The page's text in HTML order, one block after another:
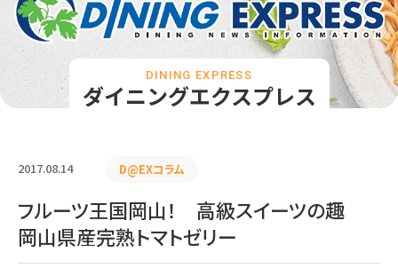
ダイニングエクスプレス
DINING EXPRESS
2017.08.14 D@EXコラム
フルーツ王国岡山！ 高級スイーツの趣
岡山県産完熟トマトゼリー